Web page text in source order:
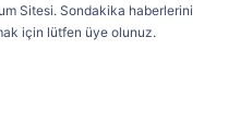
Sitesi. Sondakika haberlerini
için lütfen üye olunuz.